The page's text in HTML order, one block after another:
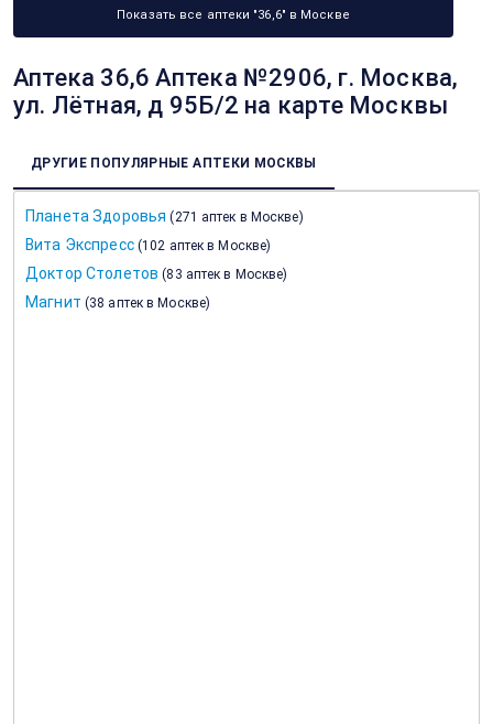
Показать все аптеки "36,6" в Москве
Аптека 36,6 Аптека №2906, г. Москва,
ул. Лётная, д 95Б/2 на карте Москвы
ДРУГИЕ ПОПУЛЯРНЫЕ АПТЕКИ МОСКВЫ
Планета Здоровья (271 аптек в Москве)
Вита Экспресс (102 аптек в Москве)
Доктор Столетов (83 аптек в Москве)
Магнит (38 аптек в Москве)